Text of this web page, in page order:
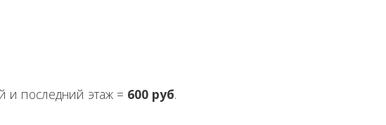
и последний этаж = 600 руб.